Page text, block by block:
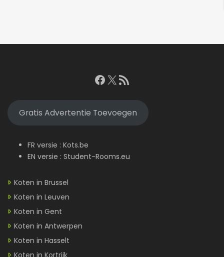
Facebook
X RSS feed
Gratis Advertentie Toevoegen
FR versie : Kots.be
EN versie : Student-Rooms.eu
Koten in Brussel
Koten in Leuven
Koten in Gent
Koten in Antwerpen
Koten in Hasselt
Koten in Kortrijk